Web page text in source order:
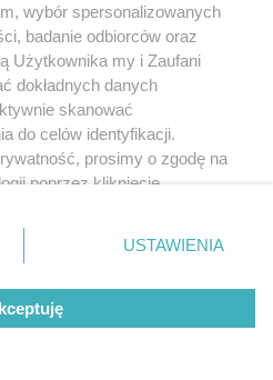
wybór spersonalizowanych
badanie odbiorców oraz
Użytkownika my i Zaufani
dokładnych danych
skanować
do celów identyfikacji.
prosimy o zgodę na
poprzez kliknięcie
ustawień prywatności
rogu strony
nie wymagają zgody
sprzeciwić się takiemu
będą miały zastosowanie tylko
USTAWIENIA